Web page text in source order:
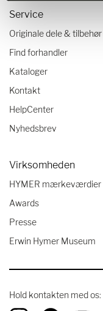
Service
Originale dele & tilbehør
Find forhandler
Kataloger
Kontakt
HelpCenter
Nyhedsbrev
Virksomheden
HYMER mærkeværdier
Awards
Presse
Erwin Hymer Museum
Hold kontakten med os: